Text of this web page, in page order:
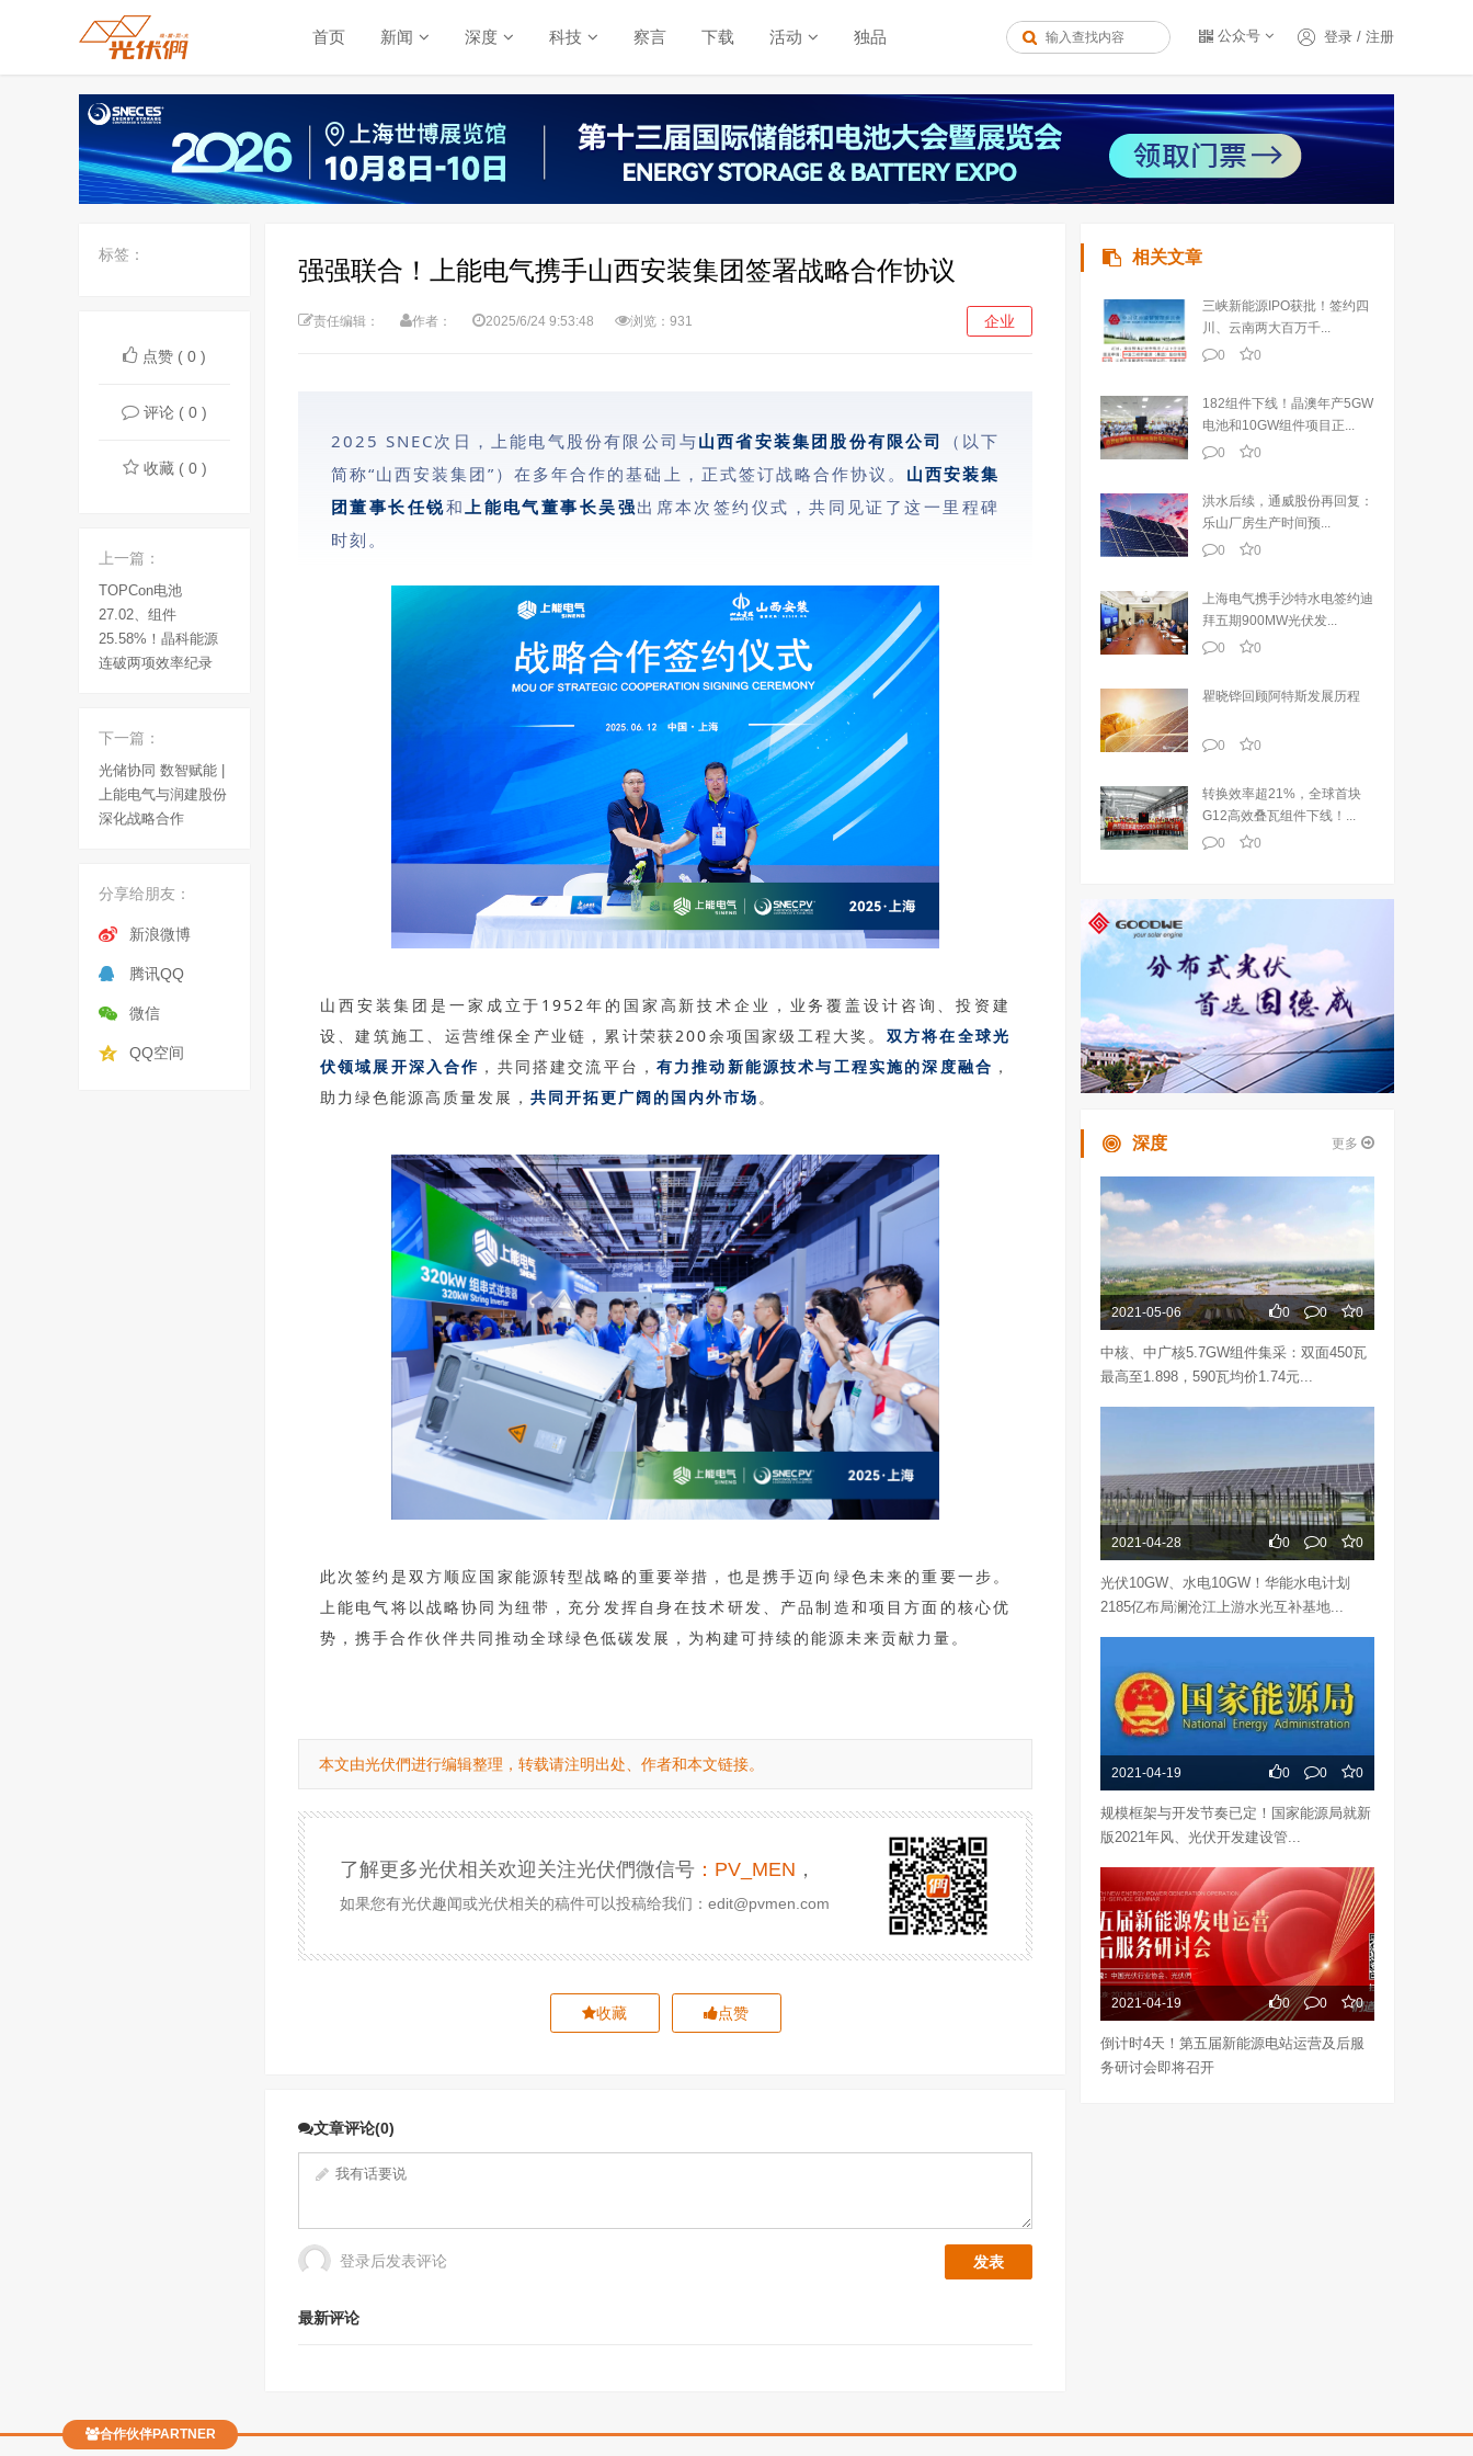
首页 新闻 深度 科技 察言 下载 活动 独品 登录 / 注册
公众号
标签：
点赞 ( 0 )
评论 ( 0 )
收藏 ( 0 )
上一篇：
TOPCon电池
27.02、组件
25.58%！晶科能源
连破两项效率纪录
下一篇：
光储协同 数智赋能 |
上能电气与润建股份
深化战略合作
分享给朋友：
新浪微博
腾讯QQ
微信
QQ空间
强强联合！上能电气携手山西安装集团签署战略合作协议
责任编辑： 作者： 2025/6/24 9:53:48 浏览：931 企业
2025 SNEC次日，上能电气股份有限公司与山西省安装集团股份有限公司
（以下
简称“山西安装集团”）在多年合作的基础上，正式签订战略合作协议。 山西安装集
团董事长任锐和上能电气董事长吴强出席本次签约仪式，共同见证了这一里程碑
时刻。
山西安装集团是一家成立于1952年的国家高新技术企业，业务覆盖设计咨询、投资建
设、建筑施工、运营维保全产业链，累计荣获200余项国家级工程大奖。 双方将在全球光
伏领域展开深入合作 ，共同搭建交流平台，有力推动新能源技术与工程实施的深度融合 ，
助力绿色能源高质量发展， 共同开拓更广阔的国内外市场。
此次签约是双方顺应国家能源转型战略的重要举措，也是携手迈向绿色未来的重要一步。
上能电气将以战略协同为纽带，充分发挥自身在技术研发、产品制造和项目方面的核心优
势，携手合作伙伴共同推动全球绿色低碳发展，为构建可持续的能源未来贡献力量。
本文由光伏們进行编辑整理，转载请注明出处、作者和本文链接。
了解更多光伏相关欢迎关注光伏們微信号 ：PV_MEN ，
如果您有光伏趣闻或光伏相关的稿件可以投稿给我们：edit@pvmen.com
收藏 点赞
文章评论(0)
登录后发表评论
最新评论
相关文章
三峡新能源IPO获批！签约四
川、云南两大百万千...
0
0
182组件下线！晶澳年产5GW
电池和10GW组件项目正...
0
0
洪水后续，通威股份再回复：
乐山厂房生产时间预...
0
0
上海电气携手沙特水电签约迪
拜五期900MW光伏发...
0
0
瞿晓铧回顾阿特斯发展历程
0 0
转换效率超21%，全球首块
G12高效叠瓦组件下线！...
0
0
深度 更多
2021-05-06 0 0 0
中核、中广核5.7GW组件集采：双面450瓦
最高至1.898，590瓦均价1.74元...
2021-04-28 0 0 0
光伏10GW、水电10GW！华能水电计划
2185亿布局澜沧江上游水光互补基地...
2021-04-19 0 0 0
规模框架与开发节奏已定！国家能源局就新
版2021年风、光伏开发建设管...
2021-04-19 0 0 0
倒计时4天！第五届新能源电站运营及后服
务研讨会即将召开
合作伙伴PARTNER